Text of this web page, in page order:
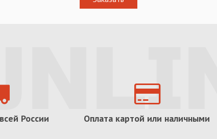
России Оплата картой или наличными